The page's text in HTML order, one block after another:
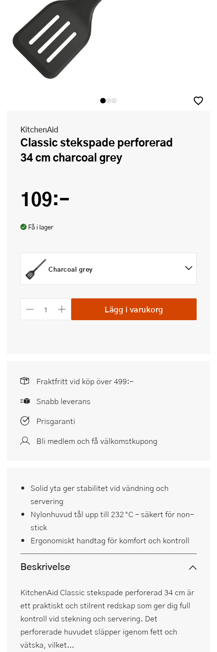
KitchenAid
Classic stekspade perforerad
34 cm charcoal grey
109:-
Få i lager
Charcoal grey
Lägg i varukorg
Fraktfritt vid köp över 499:-
Snabb leverans
Prisgaranti
Bli medlem och få välkomstkupong
Solid yta ger stabilitet vid vändning och
servering
Nylonhuvud tål upp till 232 °C – säkert för non-
stick
Ergonomiskt handtag för komfort och kontroll
Beskrivelse
KitchenAid Classic stekspade perforerad 34 cm är
ett praktiskt och stilrent redskap som ger dig full
kontroll vid stekning och servering. Det
perforerade huvudet släpper igenom fett och
vätska, vilket...